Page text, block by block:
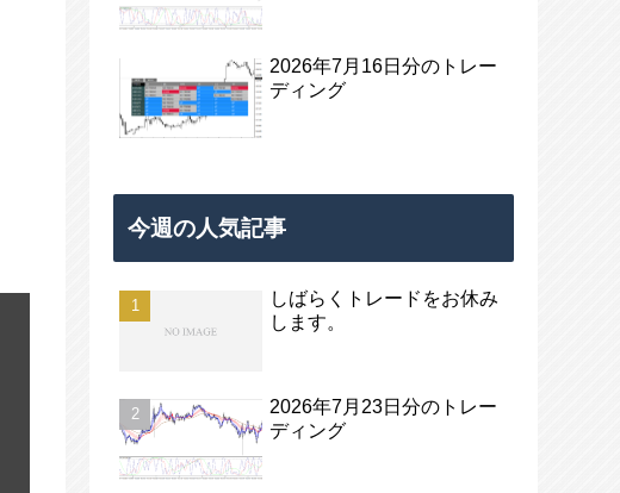
2026年7月16日分のトレー
ディング
今週の人気記事
しばらくトレードをお休み
します。
2026年7月23日分のトレー
ディング